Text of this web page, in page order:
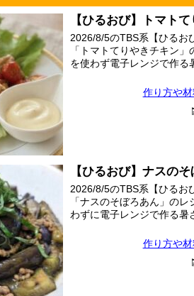
【ひるおび】トマト
2026/8/5のTBS系【ひるお
「トマトてりやきチキン
を使わず電子レンジで作る
作り方や
【ひるおび】ナスの
2026/8/5のTBS系【ひるお
「ナスのそぼろあん」の
わずに電子レンジで作る暑
作り方や